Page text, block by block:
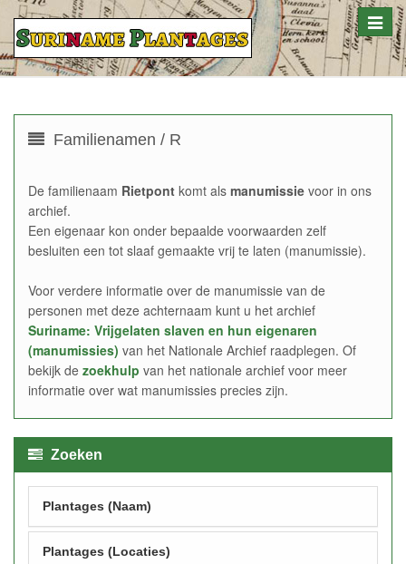
Toggle
Familienamen / R
De familienaam Rietpont komt als manumissie voor in ons
archief.
Een eigenaar kon onder bepaalde voorwaarden zelf
besluiten een tot slaaf gemaakte vrij te laten (manumissie).
Voor verdere informatie over de manumissie van de
personen met deze achternaam kunt u het archief
Suriname: Vrijgelaten slaven en hun eigenaren
(manumissies) van het Nationale Archief raadplegen. Of
bekijk de zoekhulp van het nationale archief voor meer
informatie over wat manumissies precies zijn.
Zoeken
Plantages (Naam)
Plantages (Locaties)